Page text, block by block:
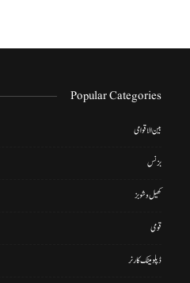
Popular Categories
بین الاقوامی
بزنس
کھیل و شوبز
قومی
ڈپلومیٹک کارنر